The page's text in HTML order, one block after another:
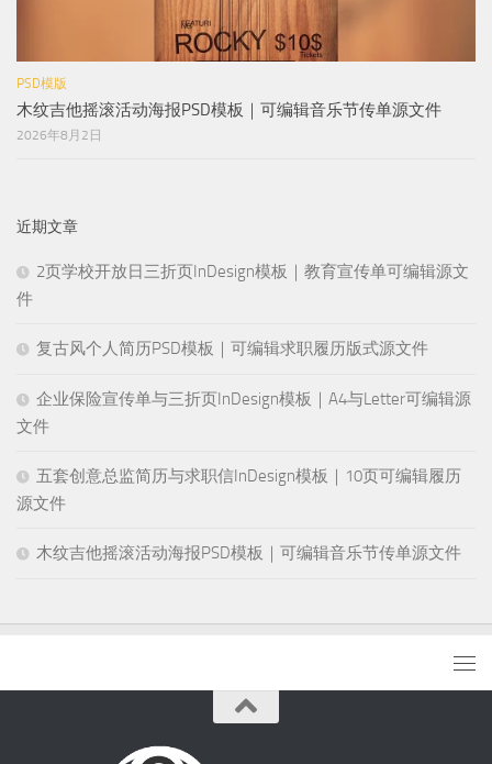
PSD模版
木纹吉他摇滚活动海报PSD模板｜可编辑音乐节传单源文件
2026年8月2日
近期文章
2页学校开放日三折页InDesign模板｜教育宣传单可编辑源文
件
复古风个人简历PSD模板｜可编辑求职履历版式源文件
企业保险宣传单与三折页InDesign模板｜A4与Letter可编辑源
文件
五套创意总监简历与求职信InDesign模板｜10页可编辑履历
源文件
木纹吉他摇滚活动海报PSD模板｜可编辑音乐节传单源文件